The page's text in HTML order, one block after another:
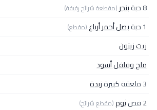
8 حبة بنجر (مقطعة شرائح رقيقة)
1 حبة بصل أحمر أرباع(مقطع)
زيت زيتون
ملح وفلفل أسود
3 ملعقة كبيرة
زبدة
2 فص
ثوم(مقطع شرائح)